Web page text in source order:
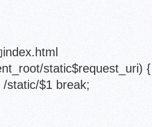
static$request_uri) {
static/$1 break;